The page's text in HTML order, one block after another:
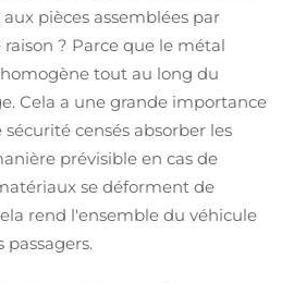
aux pièces assemblées par
? Parce que le métal
tout au long du
Cela a une grande importance
censés absorber les
prévisible en cas de
se déforment de
rend l'ensemble du véhicule
passagers.